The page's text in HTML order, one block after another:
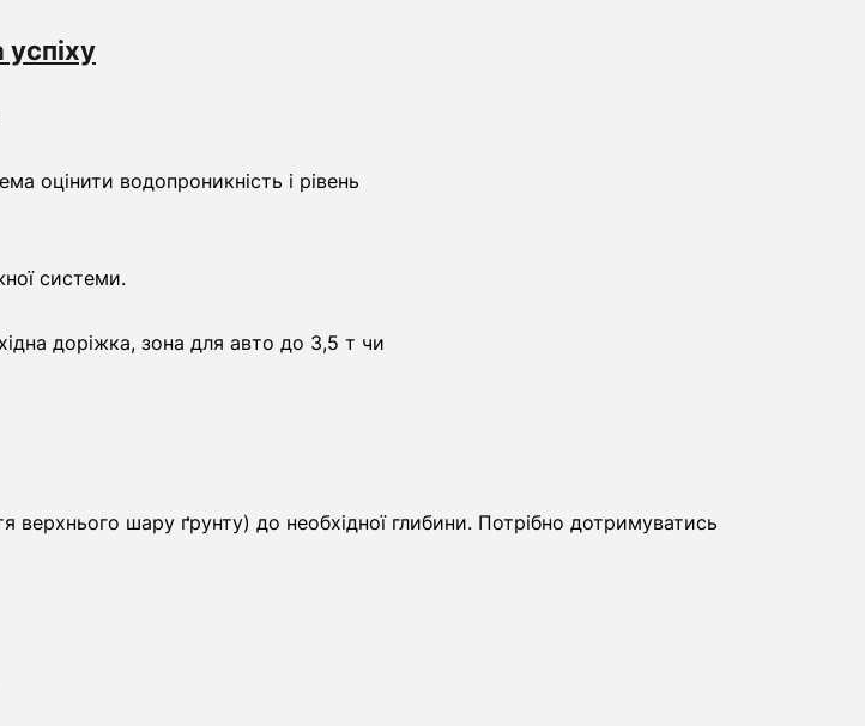
оцінити водопроникність і рівень
системи.
доріжка, зона для авто до 3,5 т чи
верхнього шару ґрунту) до необхідної глибини. Потрібно дотримуватись